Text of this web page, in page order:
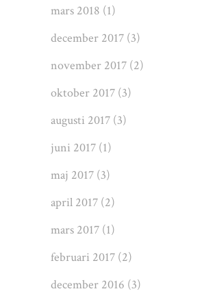
mars 2018 (1)
december 2017 (3)
november 2017 (2)
oktober 2017 (3)
augusti 2017 (3)
juni 2017 (1)
maj 2017 (3)
april 2017 (2)
mars 2017 (1)
februari 2017 (2)
december 2016 (3)